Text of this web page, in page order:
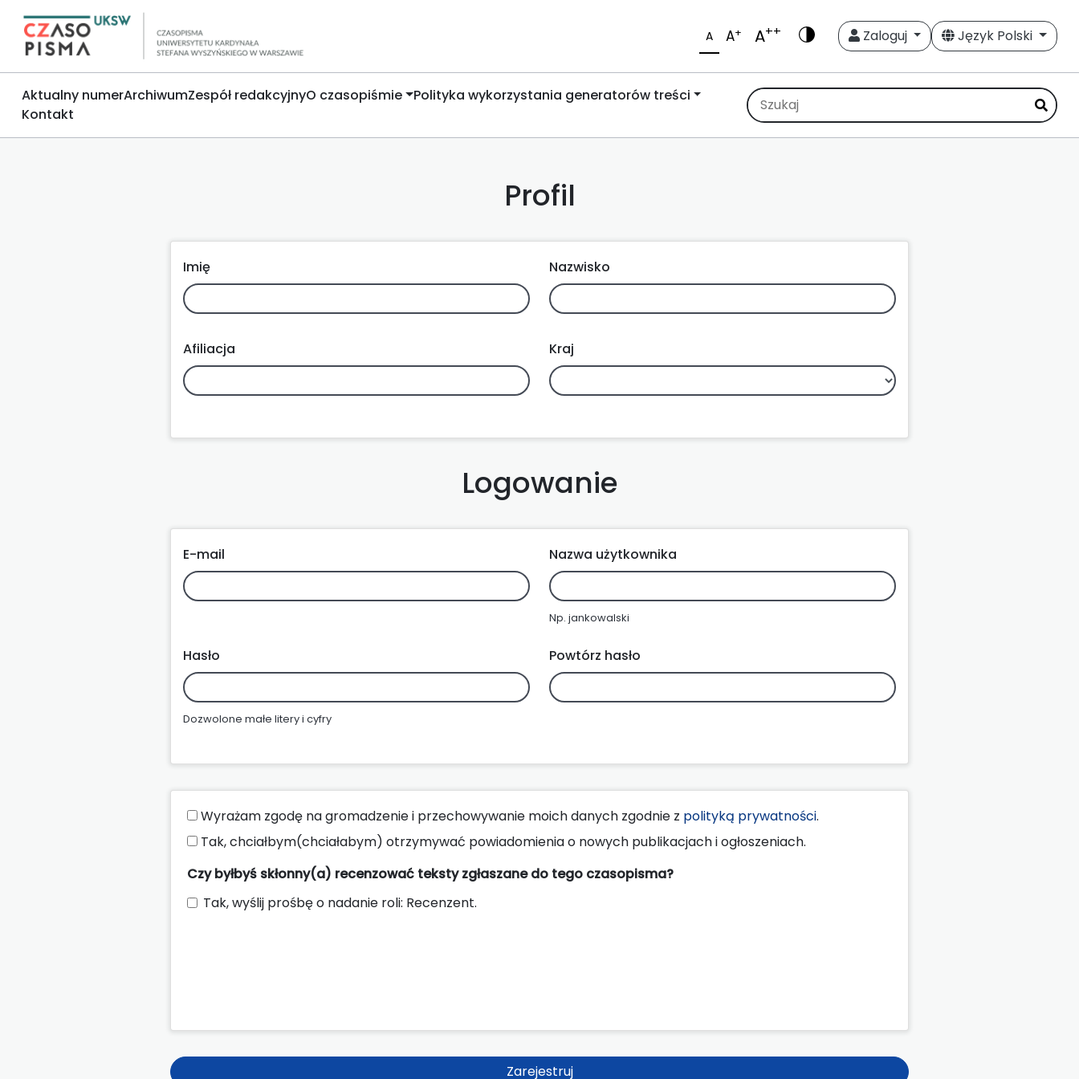
A A+ A++ Zaloguj Język Polski
Aktualny numerArchiwumZespół redakcyjnyO czasopiśmie Polityka wykorzystania generatorów treści
Kontakt
Profil
Imię Nazwisko
Afiliacja Kraj
Logowanie
E-mail Nazwa użytkownika
Np. jankowalski
Hasło
Dozwolone małe litery i cyfry
Powtórz hasło
Wyrażam zgodę na gromadzenie i przechowywanie moich danych zgodnie z polityką prywatności.
Tak, chciałbym(chciałabym) otrzymywać powiadomienia o nowych publikacjach i ogłoszeniach.
Czy byłbyś skłonny(a) recenzować teksty zgłaszane do tego czasopisma?
Tak, wyślij prośbę o nadanie roli: Recenzent.
Zarejestruj